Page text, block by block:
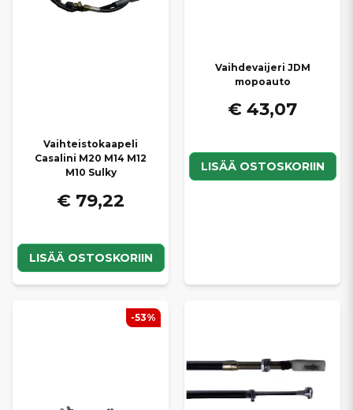
Vaihteistokaapeli
Casalini M20 M14 M12
M10 Sulky
€ 79,22
LISÄÄ OSTOSKORIIN
Vaihdevaijeri JDM
mopoauto
€ 43,07
LISÄÄ OSTOSKORIIN
-53%